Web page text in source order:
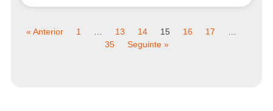
« Anterior 1 … 13 14 15 16 17
…
35
Seguinte »